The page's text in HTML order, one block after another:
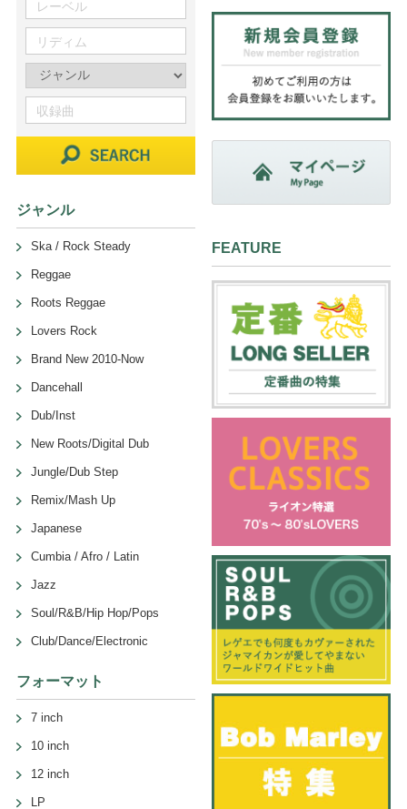
ジャンル
Ska / Rock Steady
Reggae
Roots Reggae
Lovers Rock
Brand New 2010-Now
Dancehall
Dub/Inst
New Roots/Digital Dub
Jungle/Dub Step
Remix/Mash Up
Japanese
Cumbia / Afro / Latin
Jazz
Soul/R&B/Hip Hop/Pops
Club/Dance/Electronic
フォーマット
7 inch
10 inch
12 inch
LP
FEATURE